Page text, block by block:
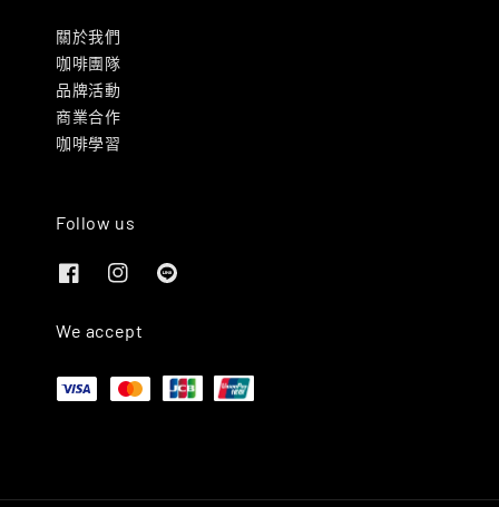
關於我們
咖啡團隊
品牌活動
商業合作
咖啡學習
Follow us
We accept